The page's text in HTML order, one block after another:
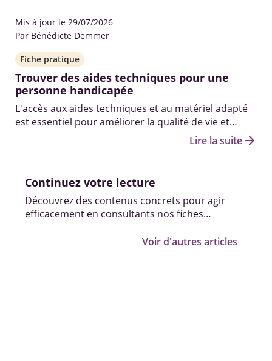
Mis à jour le 29/07/2026
Par Bénédicte Demmer
Fiche pratique
Trouver des aides techniques pour une
personne handicapée
L'accès aux aides techniques et au matériel adapté
est essentiel pour améliorer la qualité de vie et
l'autonomie des personnes en situation deLire la suitearrow_forward
Continuez votre lecture
Découvrez des contenus concrets pour agir
efficacement en consultants nos fiches
Voir d'autres articles